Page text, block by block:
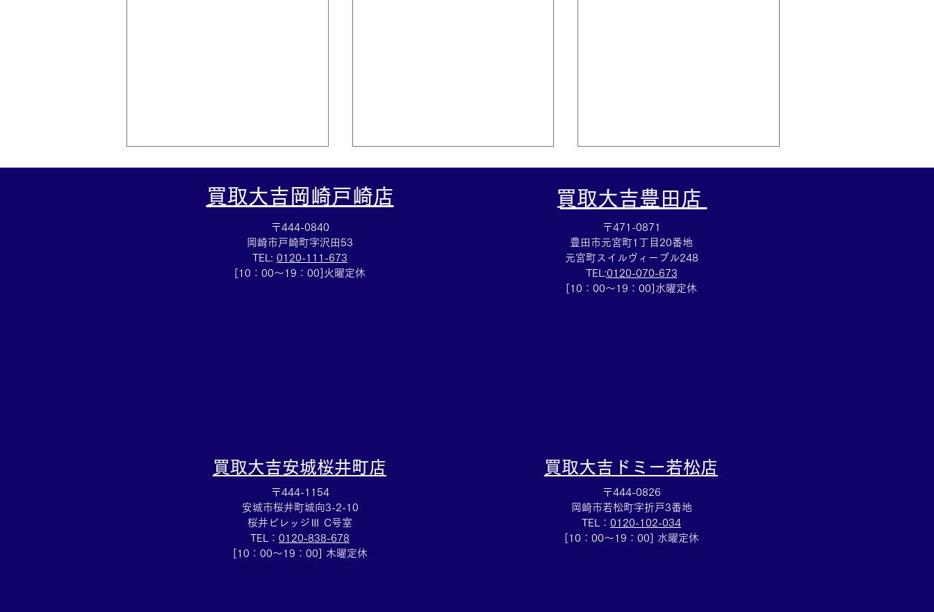
ルイヴィトン☆ブランドバッ
買取大吉岡崎戸崎店
〒444-0840
岡崎市戸崎町字沢田53
TEL: 0120-111-673
[10：00～19：00]火曜定休
買取大吉安城桜井町店
〒444-1154
安城市桜井町城向3-2-10
桜井ビレッジⅢ C号室
TEL： 0120-838-678
[10：00～19：00] 木曜定休
​買取大吉豊田店
〒471-0871
豊田市元宮町1丁目20番地
元宮町スイルヴィーブル248
TEL:0120-070-673
[10：00～19：00]水曜定休
買取大吉ドミー若松店
〒444-0826
岡崎市若松町字折戸3番地
TEL： 0120-102-034
[10：00～19：00] 水曜定休